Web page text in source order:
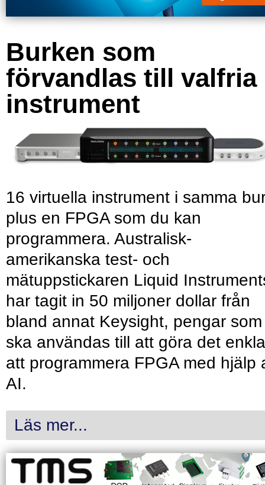
Burken som
förvandlas till valfria
instrument
16 virtuella instrument i samma
plus en FPGA som du kan
programmera. Australisk-
amerikanska test- och
mätuppstickaren Liquid
har tagit in 50 miljoner dollar från
bland annat Keysight, pengar som
ska användas till att göra det
att programmera FPGA med hjälp
AI.
Läs mer...